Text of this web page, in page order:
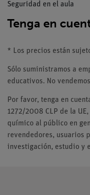
Seguridad en el aula
Tenga en
* Los precios están
Sólo suministramos a
educativos. No
Por favor, tenga en
1272/2008 CLP de la
químico al público en
revendedores, usuarios
investigación, estudio y